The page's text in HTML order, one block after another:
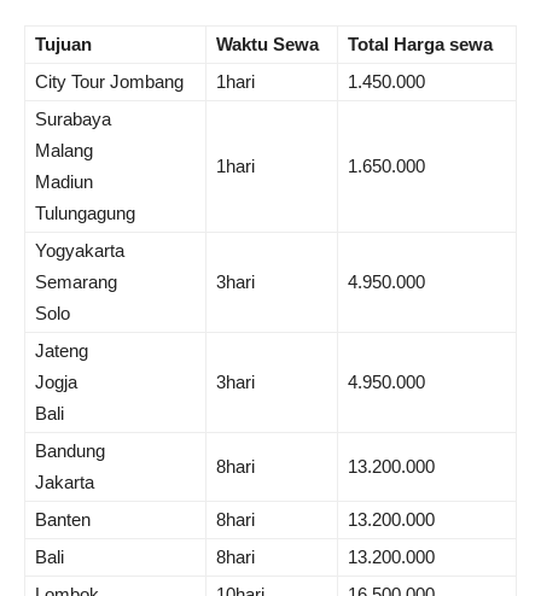
Tujuan Waktu Sewa
Total Harga sewa
City Tour Jombang
1hari
1.450.000
Surabaya
Malang
Madiun
Tulungagung
1hari 1.650.000
Yogyakarta
Semarang
Solo
3hari 4.950.000
Jateng
Jogja
Bali
3hari 4.950.000
Bandung
Jakarta
8hari 13.200.000
Banten 8hari
13.200.000
Bali
8hari
13.200.000